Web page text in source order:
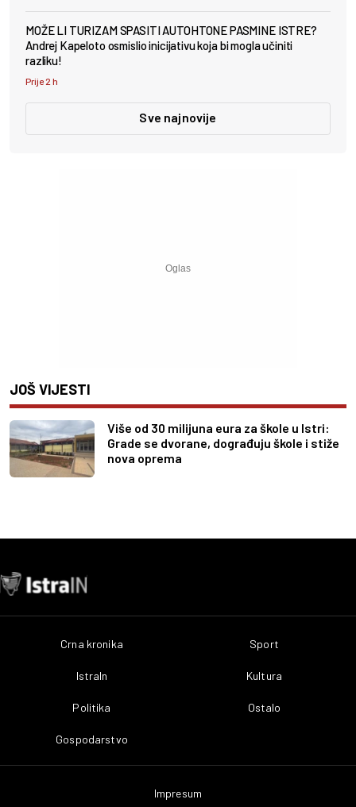
MOŽE LI TURIZAM SPASITI AUTOHTONE PASMINE ISTRE?
Andrej Kapeloto osmislio inicijativu koja bi mogla učiniti
razliku!
Prije 2 h
Sve najnovije
JOŠ VIJESTI
Više od 30 milijuna eura za škole u Istri:
Grade se dvorane, dograđuju škole i stiže
nova oprema
Crna kronika
IstraIn
Politika
Gospodarstvo
Sport
Kultura
Ostalo
Impresum